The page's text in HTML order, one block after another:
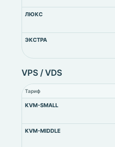
ЛЮКС
ЭКСТРА
VPS / VDS
Тариф
KVM-SMALL
KVM-MIDDLE